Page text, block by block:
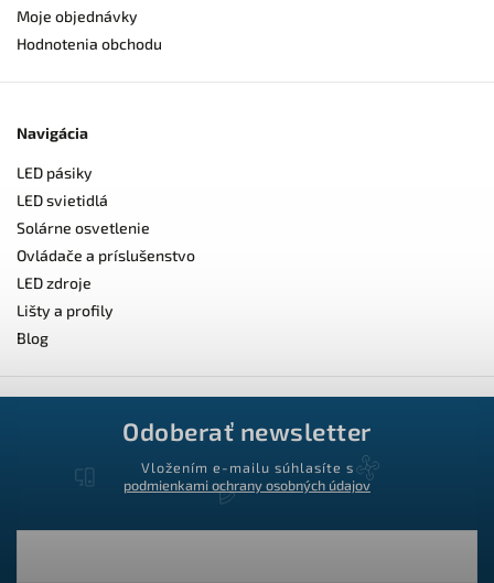
Moje objednávky
Hodnotenia obchodu
Navigácia
LED pásiky
LED svietidlá
Solárne osvetlenie
Ovládače a príslušenstvo
LED zdroje
Lišty a profily
Blog
Odoberať newsletter
Vložením e-mailu súhlasíte s
podmienkami ochrany osobných údajov